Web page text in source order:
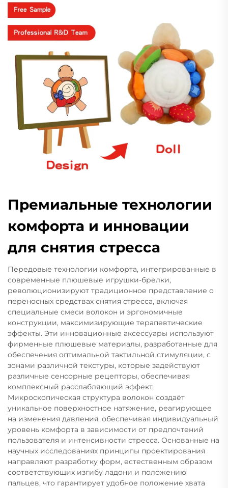
Премиальные технологии
комфорта и инновации
для снятия стресса
Передовые технологии комфорта, интегрированные в
современные плюшевые игрушки-брелки,
революционизируют традиционное представление о
переносных средствах снятия стресса, включая
специальные смеси волокон и эргономичные
конструкции, максимизирующие терапевтические
эффекты. Эти инновационные аксессуары используют
фирменные плюшевые материалы, разработанные для
обеспечения оптимальной тактильной стимуляции, с
зонами различной текстуры, которые задействуют
различные сенсорные рецепторы, обеспечивая
комплексный расслабляющий эффект.
Микроскопическая структура волокон создаёт
уникальное поверхностное натяжение, реагирующее
на изменения давления, обеспечивая индивидуальный
уровень комфорта в зависимости от предпочтений
пользователя и интенсивности стресса. Основанные на
научных исследованиях принципы проектирования
направляют разработку форм, естественным образом
соответствующих изгибу ладони и положению
пальцев, что гарантирует удобное положение хвата